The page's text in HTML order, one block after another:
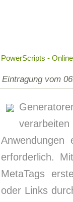
PowerScripts -
Eintragung vom
Anwendungen
erforderlich.
MetaTags
oder Links